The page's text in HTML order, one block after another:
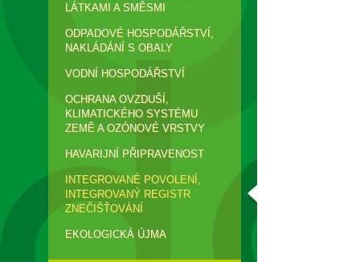
LÁTKAMI A SMĚSMI
ODPADOVÉ HOSPODÁŘSTVÍ,
NAKLÁDÁNÍ S OBALY
VODNÍ HOSPODÁŘSTVÍ
OCHRANA OVZDUŠÍ,
KLIMATICKÉHO SYSTÉMU
ZEMĚ A OZÓNOVÉ VRSTVY
HAVARIJNÍ PŘIPRAVENOST
INTEGROVANÉ POVOLENÍ,
INTEGROVANÝ REGISTR
ZNEČIŠŤOVÁNÍ
EKOLOGICKÁ ÚJMA